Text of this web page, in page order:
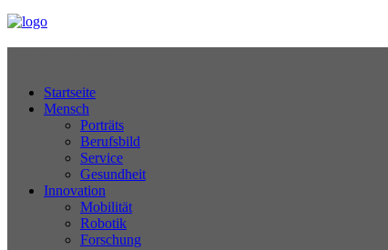
Startseite
Mensch
Porträts
Berufsbild
Service
Gesundheit
Innovation
Mobilität
Robotik
Forschung